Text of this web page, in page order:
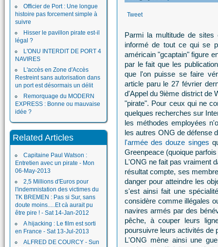
Officier de Port : Une longue
histoire pas forcement simple à
suivre
Hisser le pavillon pirate est-il
légal ?
L'ONU INTERDIT DE PORT 4
NAVIRES
L'accès en Zone d'Accès
Restreint sans autorisation dans
un port est désormais un délit
Remorquage du MODERN
EXPRESS : Bonne ou mauvaise
idée ?
Related Articles
Capitaine Paul Watson :
Entretien avec un pirate - Mon
06-May-2013
2,5 Millions d'Euros pour
l'indemnistation des victimes du
TK BREMEN : Pas si Sur, sans
doute moins.....Et cà aurait pu
être pire ! - Sat 14-Jan-2012
A hijacking : Le film est sorti
en France - Sat 13-Jul-2013
ALFRED DE COURCY - Sun
Tweet
Parmi la multitude de
informé de tout ce qui se
américain "gcaptain" figure
par le fait que les
que l'on puisse se faire
article paru le 27 février
d'Appel du 9ième district de
"pirate". Pour ceux qui ne
quelques recherches sur
les méthodes employées
les autres ONG de défense
l'armée des douze singes
Greenpeace (quoique
L'ONG ne fait pas vraiment
résultat compte, ses
danger pour atteindre les
s'est ainsi fait une
considère comme illégales
navires armés par des
pêche, à couper leurs
poursuivre leurs activités de
L'ONG mène ainsi une